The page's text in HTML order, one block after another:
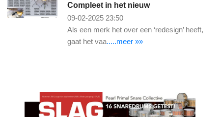
Compleet in het nieuw
09-02-2025 23:50
Als een merk het over een ‘redesign’ heeft,
gaat het vaa.....meer »»